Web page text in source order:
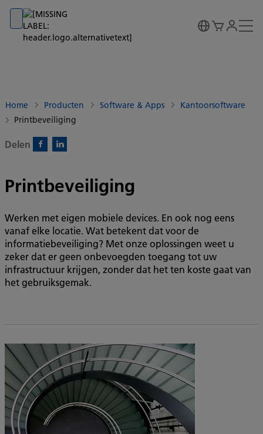
Go to banner
Go to content
Go to footer
Home Producten Software & Apps
Kantoorsoftware
Printbeveiliging
Delen
Printbeveiliging
Werken met eigen mobiele devices. En ook nog eens
vanaf elke locatie. Wat betekent dat voor de
informatiebeveiliging? Met onze oplossingen weet u
zeker dat er geen onbevoegden toegang tot uw
infrastructuur krijgen, zonder dat het ten koste gaat van
het gebruiksgemak.